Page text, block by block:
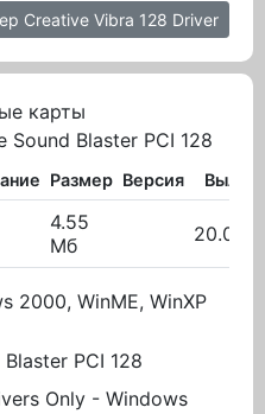
Creative Vibra 128 Driver
карты
Sound Blaster PCI 128
Размер Версия
4.55
Мб
2000, WinME, WinXP
PCI 128
Only - Windows